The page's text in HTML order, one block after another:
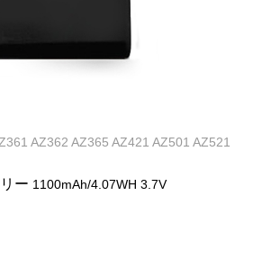
AZ362 AZ365 AZ421 AZ501 AZ521
ー 1100mAh/4.07WH 3.7V